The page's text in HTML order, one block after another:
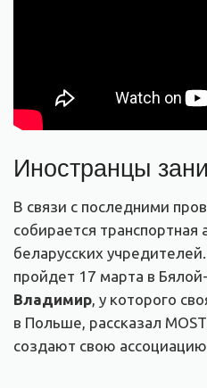
Иностранцы
В связи с последними
собирается транспортная
беларусских
пройдет 17 марта в
Владимир , у которого
в Польше, рассказал
создают свою ассоциацию.